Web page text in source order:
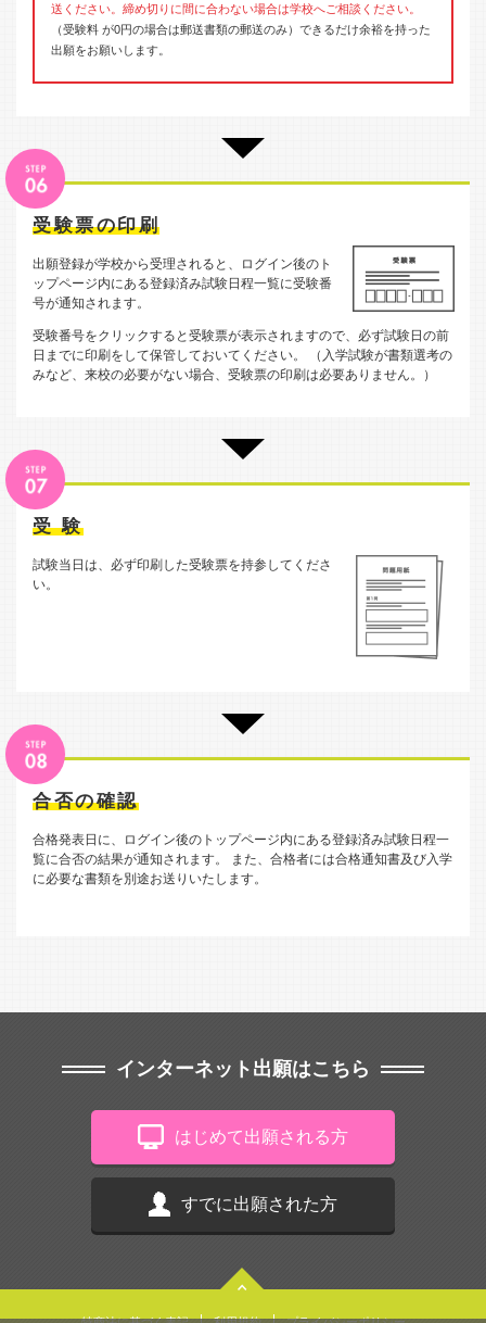
送ください。締め切りに間に合わない場合は学校へご相談ください。
（受験料 が0円の場合は郵送書類の郵送のみ）できるだけ余裕を持った
出願をお願いします。
受験票の印刷
出願登録が学校から受理されると、ログイン後のト
ップページ内にある登録済み試験日程一覧に受験番
号が通知されます。
受験番号をクリックすると受験票が表示されますので、必ず試験日の前
日までに印刷をして保管しておいてください。 （入学試験が書類選考の
みなど、来校の必要がない場合、受験票の印刷は必要ありません。）
受 験
試験当日は、必ず印刷した受験票を持参してくださ
い。
合否の確認
合格発表日に、ログイン後のトップページ内にある登録済み試験日程一
覧に合否の結果が通知されます。
また、合格者には合格通知書及び入学
に必要な書類を別途お送りいたします。
インターネット出願はこちら
はじめて出願される方
すでに出願された方